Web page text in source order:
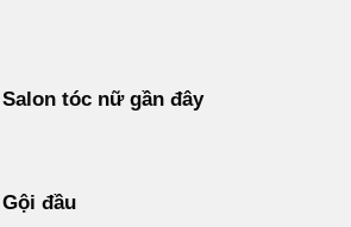
Salon tóc nữ gần đây
Gội đầu